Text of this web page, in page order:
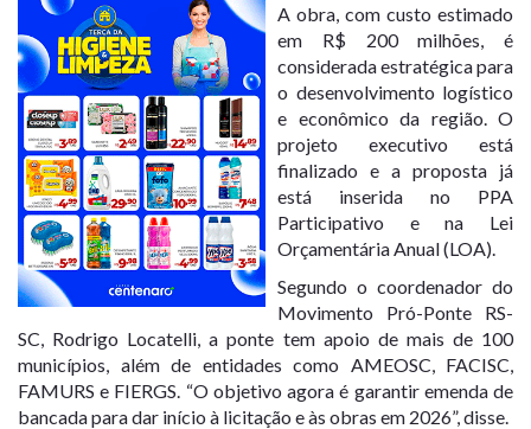
A obra, com custo estimado
em R$ 200 milhões, é
considerada estratégica para
o desenvolvimento logístico
e econômico da região. O
projeto executivo está
finalizado e a proposta já
está inserida no PPA
Participativo e na Lei
Orçamentária Anual (LOA).
Segundo o coordenador do
Movimento Pró-Ponte RS-
SC, Rodrigo Locatelli, a ponte tem apoio de mais de 100
municípios, além de entidades como AMEOSC, FACISC,
FAMURS e FIERGS. “O objetivo agora é garantir emenda de
bancada para dar início à licitação e às obras em 2026”, disse.